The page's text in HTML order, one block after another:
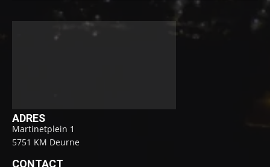
ADRES
Martinetplein 1
5751 KM Deurne
CONTACT